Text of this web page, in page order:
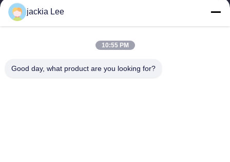
VOLVO CUMMINS TOYOTA ISUZU Company whatsapp Zahl:
0086 159 2067 9523.
Schnelllinks
Produkte
Über Uns
Werksbesichtigung
jackia Lee
10:55 PM
Good day, what product are you looking for?